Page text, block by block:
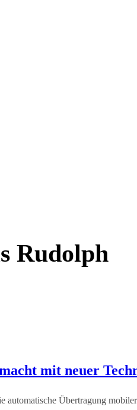
Rudolph
mit neuer
automatische Übertragung